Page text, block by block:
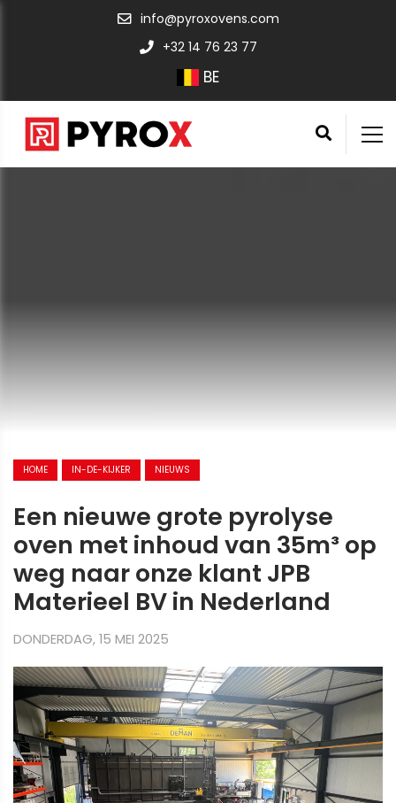
info@pyroxovens.com
+32 14 76 23 77
BE
HOME IN-DE-KIJKER NIEUWS
Een nieuwe grote pyrolyse
oven met inhoud van 35m³ op
weg naar onze klant JPB
Materieel BV in Nederland
DONDERDAG, 15 MEI 2025